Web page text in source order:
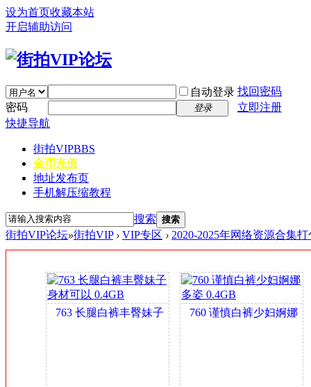
设为首页收藏本站
开启辅助访问
自动登录 找回密码
密码
登录
立即注册
快捷导航
街拍VIPBBS
金币充值
地址发布页
手机解压缩教程
搜索 搜索
街拍VIP论坛»街拍VIP › VIP专区 › 2020-2025年网络资源合集打
763 长腿白裤丰臀妹子
760 谨慎白裤少妇婀娜